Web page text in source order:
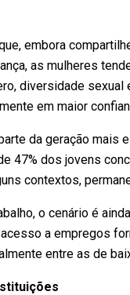
embora
as mulheres
diversidade
em maior
da geração mais
47% dos jovens
contextos,
o cenário é
a empregos
entre as de